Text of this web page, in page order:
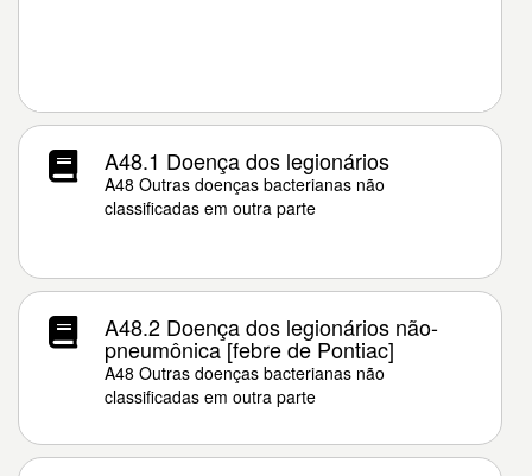
A48.1 Doença dos legionários
A48 Outras doenças bacterianas não
classificadas em outra parte
A48.2 Doença dos legionários não-
pneumônica [febre de Pontiac]
A48 Outras doenças bacterianas não
classificadas em outra parte